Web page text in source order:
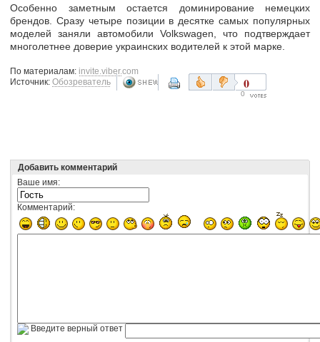
Особенно заметным остается доминирование немецких
брендов. Сразу четыре позиции в десятке самых популярных
моделей заняли автомобили Volkswagen, что подтверждает
многолетнее доверие украинских водителей к этой марке.
По материалам: invite.viber.com
Источник: Обозреватель 0
0
Добавить комментарий
Ваше имя:
Комментарий:
Введите верный ответ